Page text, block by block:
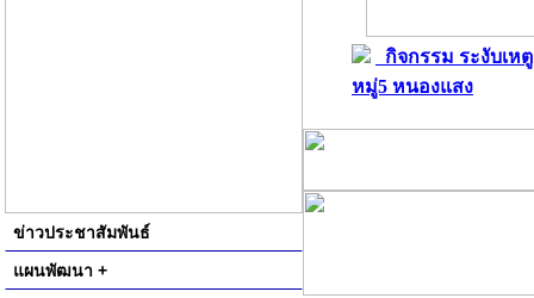
ข่าวประชาสัมพันธ์
แผนพัฒนา +
กิจกรรม ระงับเห
หมู่5 หนองแสง